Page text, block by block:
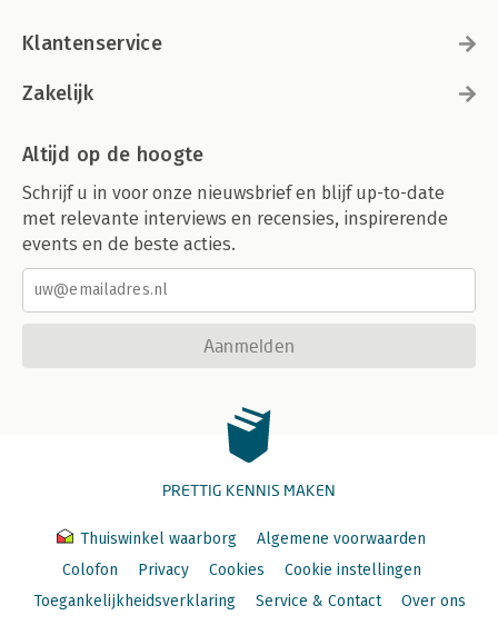
Klantenservice
Zakelijk
Altijd op de hoogte
Schrijf u in voor onze nieuwsbrief en blijf up-to-date
met relevante interviews en recensies, inspirerende
events en de beste acties.
Aanmelden
PRETTIG KENNIS MAKEN
Thuiswinkel waarborg
Algemene voorwaarden
Colofon
Privacy Cookies
Cookie instellingen
Toegankelijkheidsverklaring
Service & Contact Over ons